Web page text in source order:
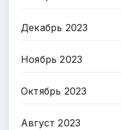
Декабрь 2023
Ноябрь 2023
Октябрь 2023
Август 2023